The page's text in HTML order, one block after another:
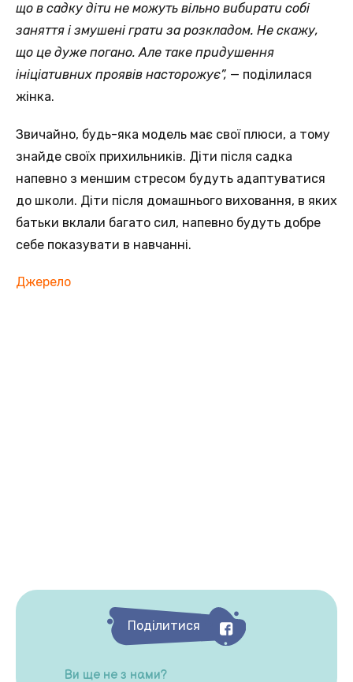
що в садку діти не можуть вільно вибирати собі
заняття і змушені грати за розкладом. Не скажу,
що це дуже погано. Але таке придушення
ініціативних проявів насторожує”, — поділилася
жінка.
Звичайно, будь-яка модель має свої плюси, а тому
знайде своїх прихильників. Діти після садка
напевно з меншим стресом будуть адаптуватися
до школи. Діти після домашнього виховання, в яких
батьки вклали багато сил, напевно будуть добре
себе показувати в навчанні.
Джерело
Поділитися
Ви ще не з нами?